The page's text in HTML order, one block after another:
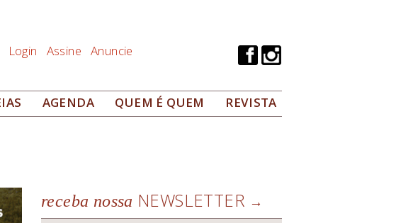
Login Assine Anuncie
AGENDA QUEM É QUEM REVISTA
receba nossa NEWSLETTER